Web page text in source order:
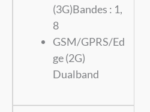
(3G)Bandes : 1,
8
GSM/GPRS/Ed
ge (2G)
Dualband